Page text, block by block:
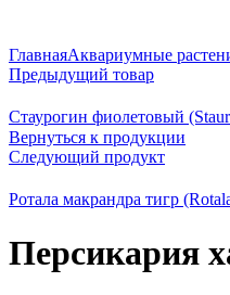
ГлавнаяАквариумные
Предыдущий товар
Стаурогин фиолетовый
Вернуться к продукции
Следующий продукт
Ротала макрандра тигр
Персикария